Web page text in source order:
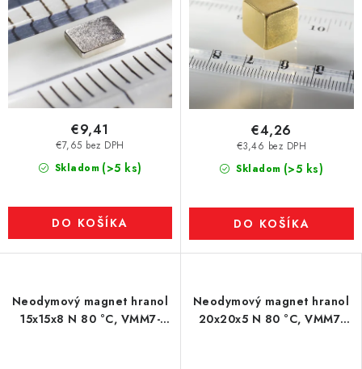
Skladom (>5 ks)
€7,65 bez DPH
€9,41
DO KOŠÍKA
Skladom (>5 ks)
€3,46 bez DPH
€4,26
DO KOŠÍKA
Neodymový magnet hranol
15x15x8 N 80 °C, VMM7-
Neodymový magnet hranol
20x20x5 N 80 °C, VMM7-